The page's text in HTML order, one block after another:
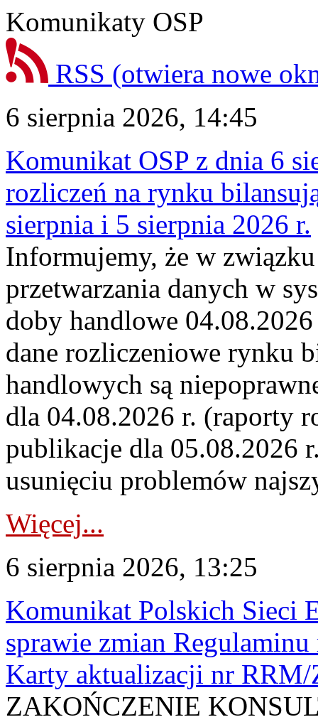
Komunikaty OSP
RSS (otwiera nowe
6 sierpnia 2026, 14:45
Komunikat OSP z dnia 6
rozliczeń na rynku
sierpnia i 5 sierpnia 2026 r.
Informujemy, że w
przetwarzania danych w
doby handlowe
dane rozliczeniowe rynku
handlowych są
dla 04.08.2026 r. (raporty
publikacje dla 05.08.2026
usunięciu problemów
Więcej...
6 sierpnia 2026, 13:25
Komunikat Polskich Sieci
sprawie zmian
Karty aktualizacji nr
ZAKOŃCZENIE